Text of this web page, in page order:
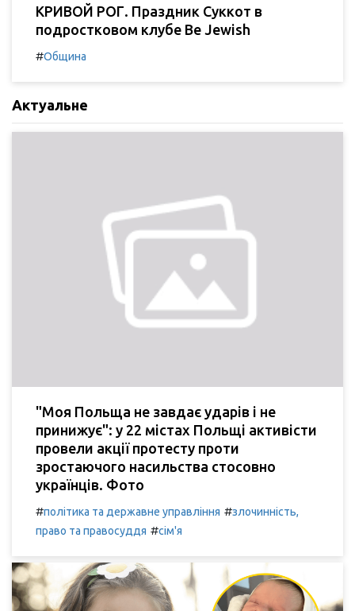
КРИВОЙ РОГ. Праздник Суккот в
подростковом клубе Be Jewish
#Община
Актуальне
"Моя Польща не завдає ударів і не
принижує": у 22 містах Польщі активісти
провели акції протесту проти
зростаючого насильства стосовно
українців. Фото
#політика та державне управління #злочинність,
право та правосуддя #сім'я